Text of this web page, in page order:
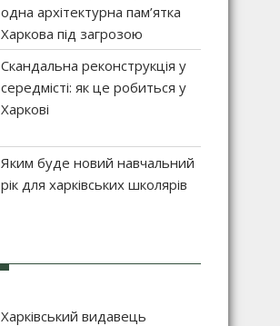
одна архітектурна пам’ятка
Харкова під загрозою
Скандальна реконструкція у
середмісті: як це робиться у
Харкові
Яким буде новий навчальний
рік для харківських школярів
Харківський видавець